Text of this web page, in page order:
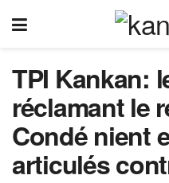
TPI Kankan:
réclamant le
Condé nient
articulés